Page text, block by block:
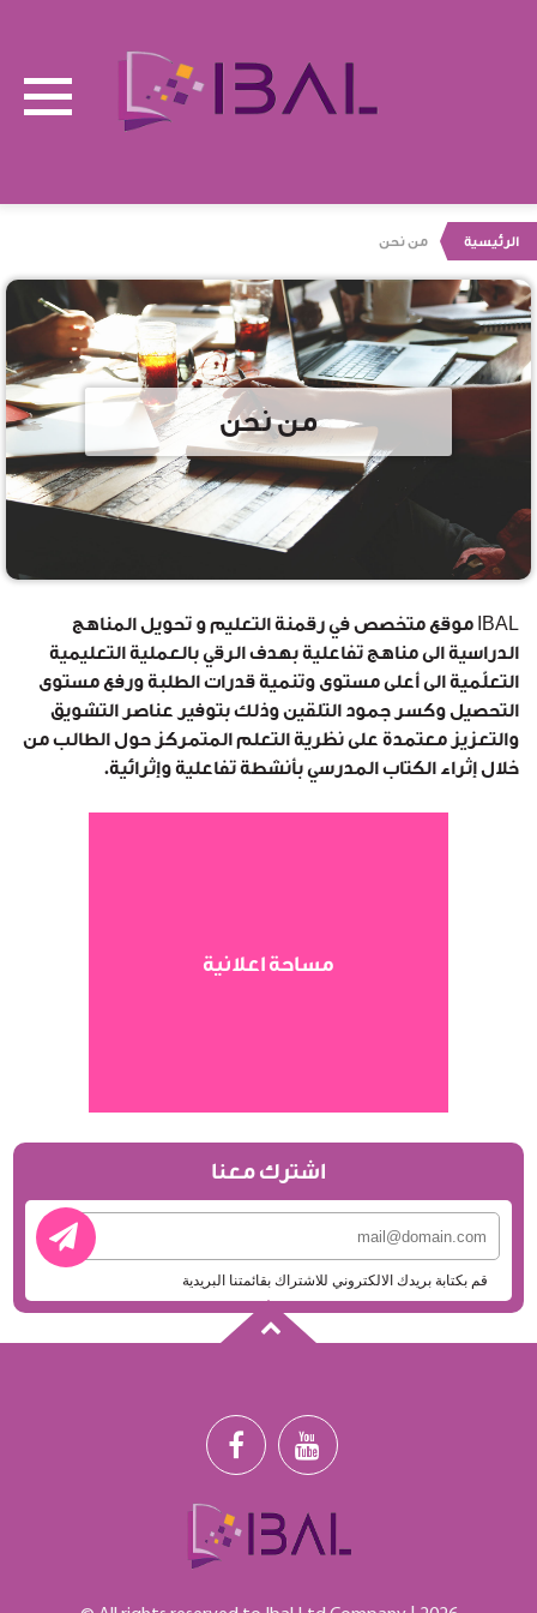
الرئيسية من نحن
من نحن
IBAL موقع متخصص في رقمنة التعليم و تحويل المناهج
الدراسية الى مناهج تفاعلية بهدف الرقي بالعملية التعليمية
التعلّمية الى أعلى مستوى وتنمية قدرات الطلبة ورفع مستوى
التحصيل وكسر جمود التلقين وذلك بتوفير عناصر التشويق
والتعزيز معتمدة على نظرية التعلم المتمركز حول الطالب من
خلال إثراء الكتاب المدرسي بأنشطة تفاعلية وإثرائية.
اشترك معنا
قم بكتابة بريدك الالكتروني للاشتراك بقائمتنا البريدية